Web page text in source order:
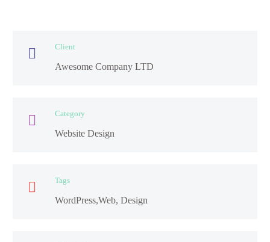
 Client
Awesome Company LTD
 Category
Website Design
 Tags
WordPress,Web, Design